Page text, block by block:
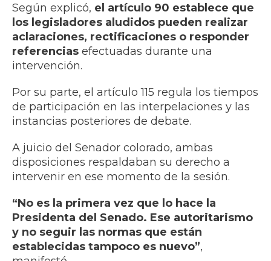
Según explicó, el artículo 90 establece que
los legisladores aludidos pueden realizar
aclaraciones, rectificaciones o responder
referencias efectuadas durante una
intervención.
Por su parte, el artículo 115 regula los tiempos
de participación en las interpelaciones y las
instancias posteriores de debate.
A juicio del Senador colorado, ambas
disposiciones respaldaban su derecho a
intervenir en ese momento de la sesión.
“No es la primera vez que lo hace la
Presidenta del Senado. Ese autoritarismo
y no seguir las normas que están
establecidas tampoco es nuevo”,